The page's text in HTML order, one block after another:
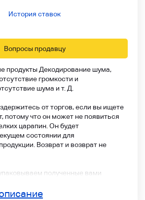
История ставок
Вопросы продавцу
продукты Декодирование шума,
громкости и
шума и т. Д.
от торгов, если вы ищете
потому что он может не появиться
царапин. Он будет
состоянии для
Возврат и возврат не
полученные вами